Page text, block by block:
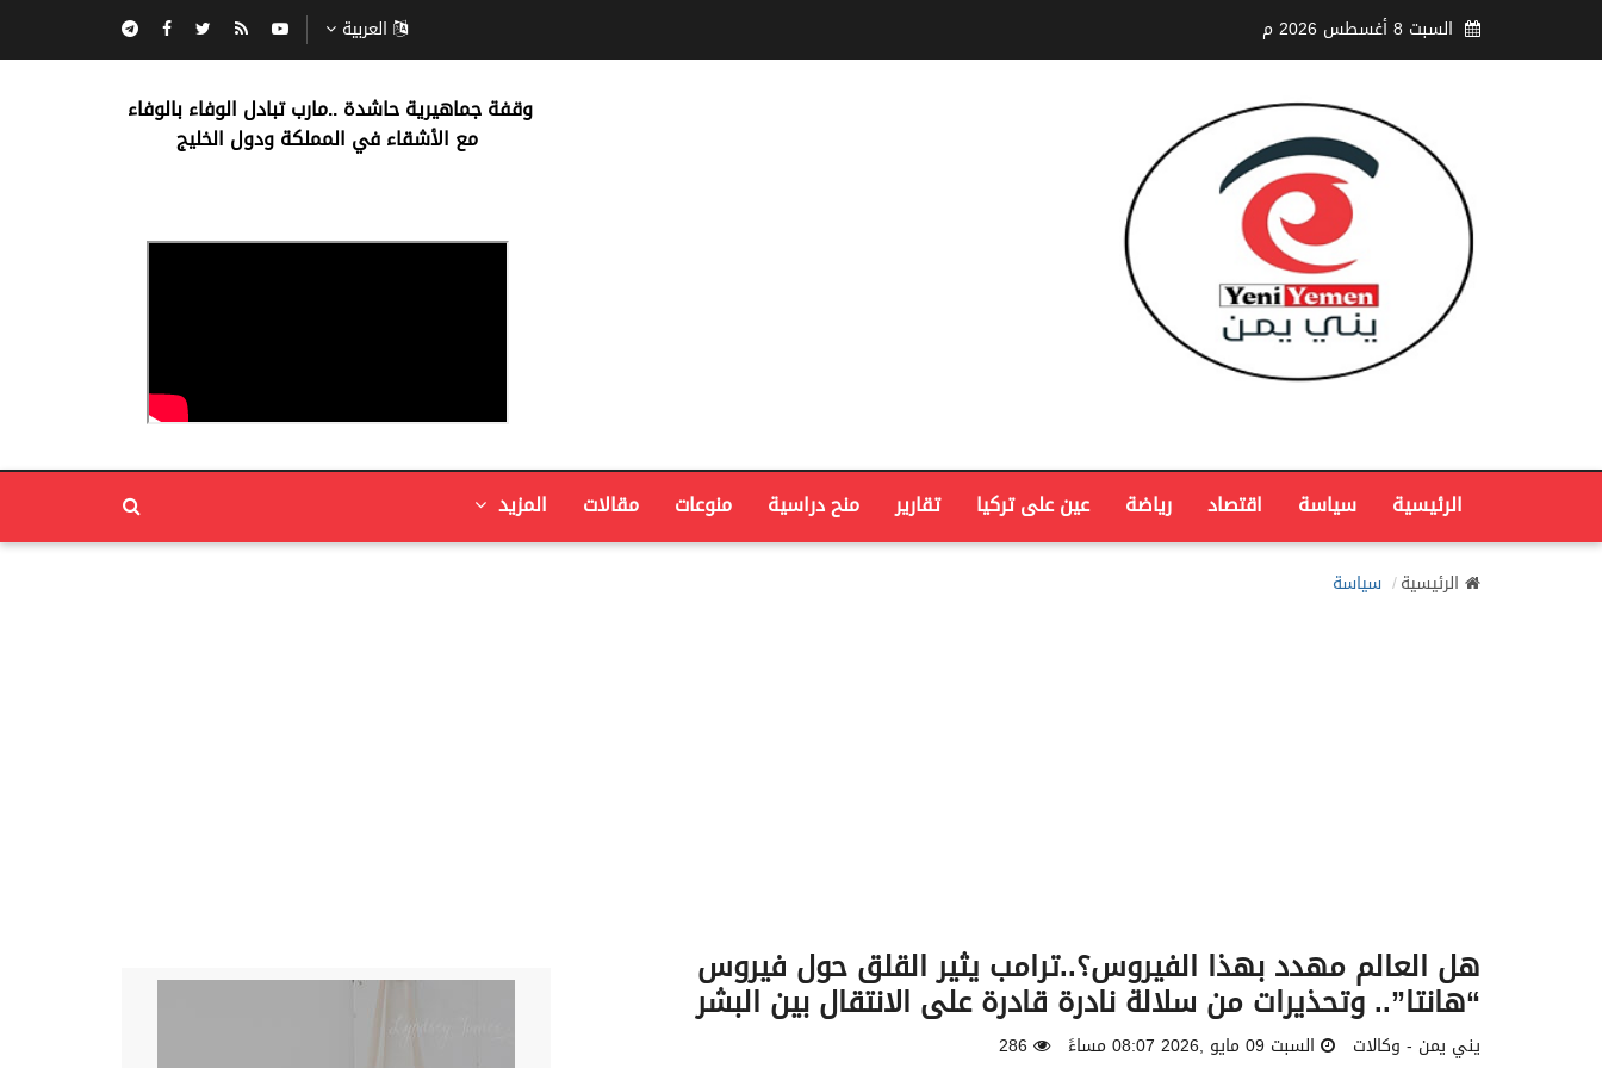
السبت 8 أغسطس 2026 م العربية
‏وقفة جماهيرية حاشدة ..مارب ‏تبادل الوفاء بالوفاء ‏
مع الأشقاء في المملكة ودول الخليج
الرئيسية سياسة اقتصاد رياضة عين على تركيا تقارير منح دراسية منوعات مقالات المزيد
الرئيسية سياسة
هل العالم مهدد بهذا الفيروس؟..ترامب يثير القلق حول فيروس
“هانتا”.. وتحذيرات من سلالة نادرة قادرة على الانتقال بين البشر
يني يمن - وكالات السبت 09 مايو ,2026 08:07 مساءً 286